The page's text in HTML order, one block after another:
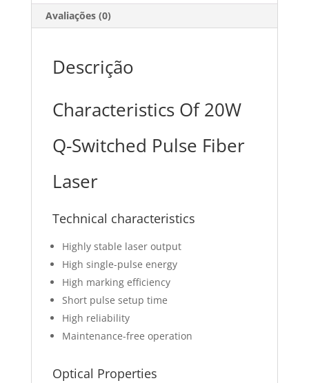
Avaliações (0)
Descrição
Characteristics Of 20W
Q-Switched Pulse Fiber
Laser
Technical characteristics
Highly stable laser output
High single-pulse energy
High marking efficiency
Short pulse setup time
High reliability
Maintenance-free operation
Optical Properties